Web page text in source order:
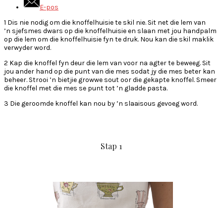
E-pos
1 Dis nie nodig om die knoffelhuisie te skil nie. Sit net die lem van
’n sjefsmes dwars op die knoffelhuisie en slaan met jou handpalm
op die lem om die knoffelhuisie fyn te druk. Nou kan die skil maklik
verwyder word.
2 Kap die knoffel fyn deur die lem van voor na agter te beweeg. Sit
jou ander hand op die punt van die mes sodat jy die mes beter kan
beheer. Strooi ’n bietjie growwe sout oor die gekapte knoffel. Smeer
die knoffel met die mes se punt tot ’n gladde pasta.
3 Die geroomde knoffel kan nou by ’n slaaisous gevoeg word.
Stap 1